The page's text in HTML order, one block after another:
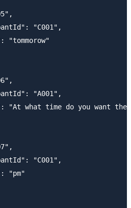
"C001",
"tommorow"
"A001",
"At what time do you want the
"C001",
"pm"